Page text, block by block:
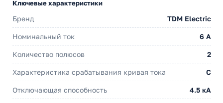
Ключевые характеристики
Бренд TDM Electric
Номинальный ток 6 A
Количество полюсов 2
Характеристика срабатывания кривая тока C
Отключающая способность 4.5 кА